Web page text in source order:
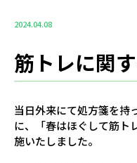
2024.04.08
筋トレに関
当日外来にて処方箋を持
に、「春はほぐして筋ト
施いたしました。